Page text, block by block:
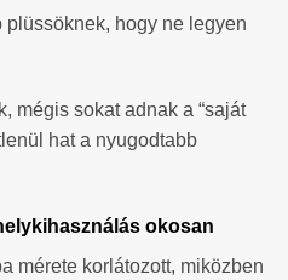
hogy ne legyen
mégis sokat adnak a “saját
hat a nyugodtabb
okosan
mérete korlátozott, miközben